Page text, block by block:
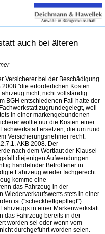
auch bei älteren
Versicherer bei der Beschädigung
2008 "die erforderlichen Kosten
nicht, nicht vollständig
BGH entschiedenen Fall hatte der
zugrundegelegt, weil
in einer markengebundenen
wollte nur die Kosten einer
ersetzen, die um rund
Versicherungsnehmer recht.
AKB 2008. Der
nach dem Wortlaut der Klausel
diejenigen Aufwendungen
handelnder Betroffener in
Fahrzeug wieder fachgerecht
komme eine
das Fahrzeug in der
Wiederverkaufswerts stets in einer
ist ("scheckheftgepflegt").
in einer Markenwerkstatt
das Fahrzeug bereits in der
worden sei oder wenn vom
durchgeführt worden seien.